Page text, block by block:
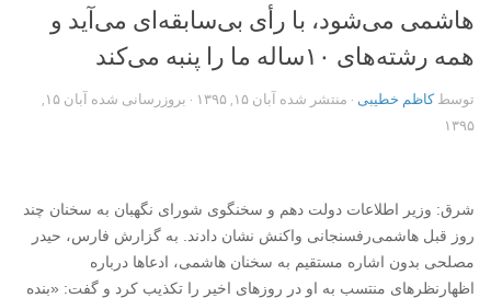
هاشمی می‌شود، با رأی بی‌سابقه‌ای می‌آید و
همه رشته‌های ۱۰ساله ما را پنبه می‌کند
توسطکاظم خطیبی · منتشر شده آبان ۱۵, ۱۳۹۵ · بروزرسانی شده
آبان ۱۵,
۱۳۹۵
شرق: وزیر اطلاعات دولت دهم و سخنگوی شورای نگهبان به سخنان چند
روز قبل هاشمی‌رفسنجانی واکنش نشان دادند. به گزارش فارس، حیدر
مصلحی بدون اشاره مستقیم به سخنان هاشمی، ادعاها درباره
اظهارنظرهای منتسب به او در روزهای اخیر را تکذیب کرد و گفت: «بنده